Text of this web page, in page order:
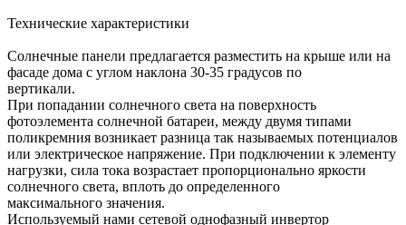
Технические характеристики
Солнечные панели предлагается разместить на крыше или на
фасаде дома с углом наклона 30-35 градусов по
вертикали.
При попадании солнечного света на поверхность
фотоэлемента солнечной батареи, между двумя типами
поликремния возникает разница так называемых потенциалов
или электрическое напряжение. При подключении к элементу
нагрузки, сила тока возрастает пропорционально яркости
солнечного света, вплоть до определенного
максимального значения.
Используемый нами сетевой однофазный инвертор